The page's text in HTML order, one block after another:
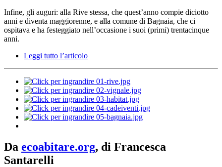
Infine, gli auguri: alla Rive stessa, che quest’anno compie diciotto
anni e diventa maggiorenne, e alla comune di Bagnaia, che ci
ospitava e ha festeggiato nell’occasione i suoi (primi) trentacinque
anni.
Leggi tutto l’articolo
Da ecoabitare.org, di Francesca
Santarelli